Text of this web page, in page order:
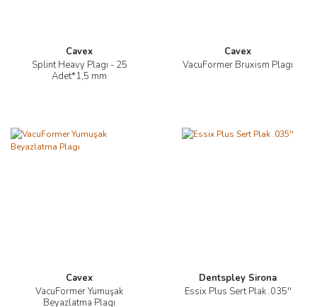
Cavex
Splint Heavy Plagı - 25
Adet*1,5 mm
Cavex
VacuFormer Bruxism Plagı
Cavex
VacuFormer Yumuşak
Beyazlatma Plagı
Dentspley Sirona
Essix Plus Sert Plak .035''